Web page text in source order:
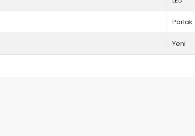
Parlak
Yeni